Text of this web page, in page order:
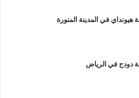
هيونداي في المدينة المنورة
دودج في الرياض